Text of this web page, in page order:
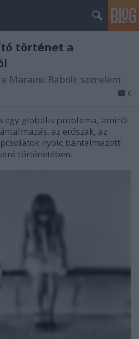
történet a
Maraini: Rabolt szerelem
0
egy globális probléma, amiről
az erőszak, az
nyolc bántalmazott
történetében.